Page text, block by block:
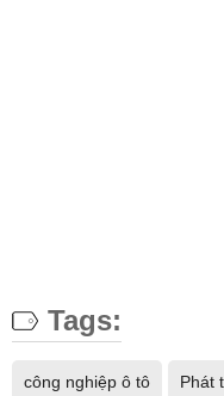
Tags:
công nghiệp ô tô Phát